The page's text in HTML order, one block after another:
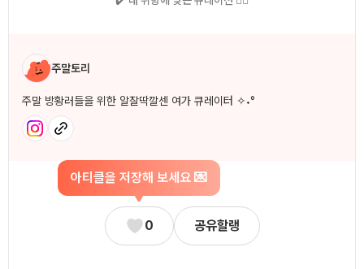
작성자 소개
주말토리
주말 방황러들을 위한 알잘딱깔센 여가 큐레이터 ✧˖°
아티클을 저장해 보세요 💌
0 공유할랭